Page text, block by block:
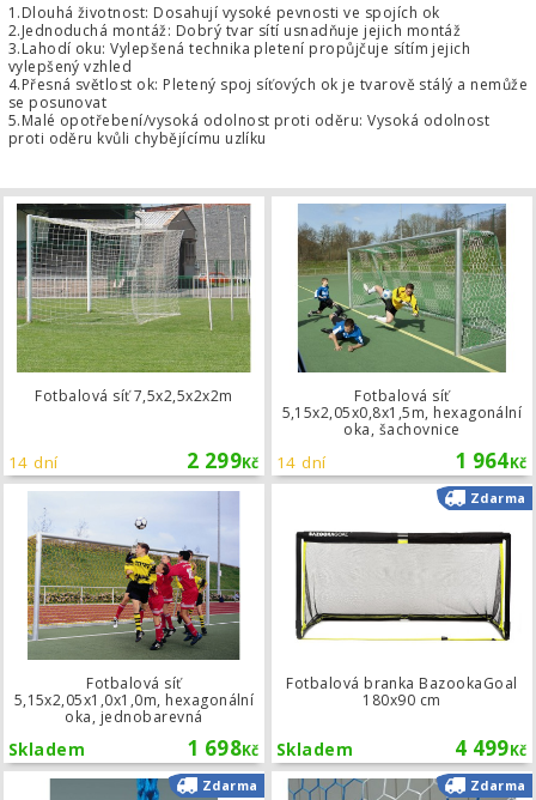
1.Dlouhá životnost: Dosahují vysoké pevnosti ve spojích ok
2.Jednoduchá montáž: Dobrý tvar sítí usnadňuje jejich montáž
3.Lahodí oku: Vylepšená technika pletení propůjčuje sítím jejich
vylepšený vzhled
4.Přesná světlost ok: Pletený spoj síťových ok je tvarově stálý a nemůže
se posunovat
5.Malé opotřebení/vysoká odolnost proti oděru: Vysoká odolnost
proti oděru kvůli chybějícímu uzlíku
Fotbalová síť 7,5x2,5x2x2m
2 299Kč
14 dní
Fotbalová síť 7,5x2,5x2x2m
Fotbalová síť
5,15x2,05x0,8x1,5m, hexagonální
oka, šachovnice
1 964Kč
14 dní
Fotbalová síť
5,15x2,05x1,0x1,0m, hexagonální
oka, jednobarevná
1 698Kč
Skladem
Fotbalová síť 5,15x2,05x1,0x1,0m,
Fotbalová branka BazookaGoal
180x90 cm
4 499Kč
Skladem
Zdarma
Zdarma Fotbalová síť 7,5x2,5x2x2m Zdarma